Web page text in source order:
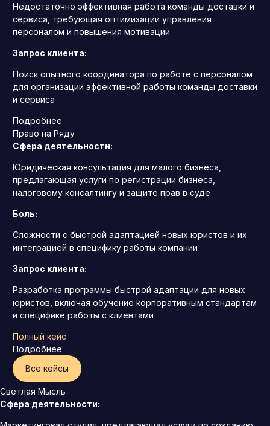
Недостаточно эффективная работа команды доставки и
сервиса, требующая оптимизации управления
персоналом и повышения мотивации
Запрос клиента:
Поиск опытного координатора по работе с персоналом
для организации эффективной работы команды доставки
и сервиса
Подробнее
Право на Ряду
Сфера деятельности:
Юридическая консультация для малого бизнеса,
предлагающая услуги по регистрации бизнеса,
налоговому консалтингу и защите прав в суде
Боль:
Сложности с быстрой адаптацией новых юристов и их
интеграцией в специфику работы компании
Запрос клиента:
Разработка программы быстрой адаптации для новых
юристов, включая обучение корпоративным стандартам
и специфике работы с клиентами
Полный кейс
Подробнее
Все кейсы
Светлая Мысль
Сфера деятельности: